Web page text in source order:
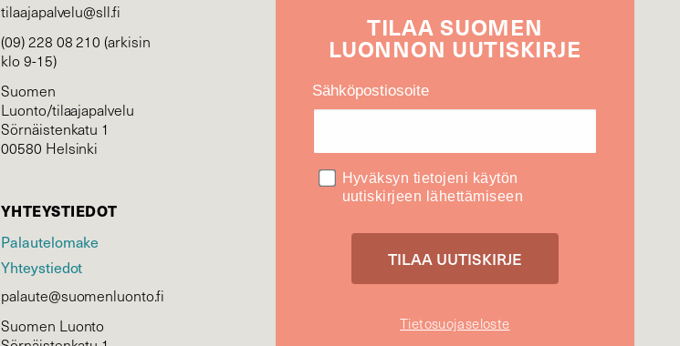
tilaajapalvelu@sll.fi
(09) 228 08 210 (arkisin
klo 9-15)
Suomen
Luonto/tilaajapalvelu
Sörnäistenkatu 1
00580 Helsinki
YHTEYSTIEDOT
Palautelomake
Yhteystiedot
palaute@suomenluonto.fi
Suomen Luonto
TILAASUOMEN
LUONNON UUTIS­KIRJE
Sähköpostiosoite
Hyväksyn tietojeni käytön
uutiskirjeen lähettämiseen
Tietosuojaseloste